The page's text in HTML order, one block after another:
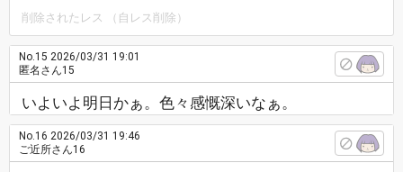
削除されたレス （自レス削除）
No.15 2026/03/31 19:01
匿名さん15
いよいよ明日かぁ。色々感慨深いなぁ。
No.16 2026/03/31 19:46
ご近所さん16